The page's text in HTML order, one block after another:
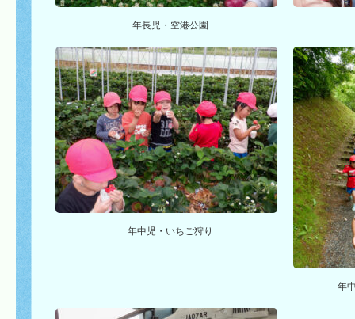
年長児・空港公園
年中児・いちご狩り
年